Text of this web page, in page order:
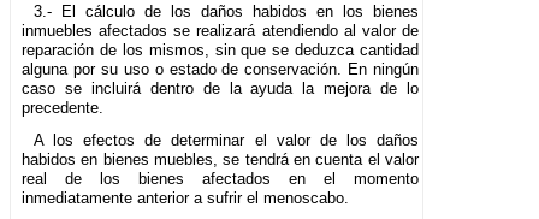
3.- El cálculo de los daños habidos en los bienes
inmuebles afectados se realizará atendiendo al valor de
reparación de los mismos, sin que se deduzca cantidad
alguna por su uso o estado de conservación. En ningún
caso se incluirá dentro de la ayuda la mejora de lo
precedente.
A los efectos de determinar el valor de los daños
habidos en bienes muebles, se tendrá en cuenta el valor
real de los bienes afectados en el momento
inmediatamente anterior a sufrir el menoscabo.